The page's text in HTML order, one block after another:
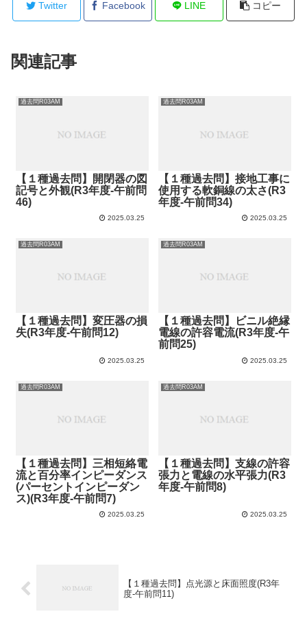
Twitter Facebook LINE コピー
関連記事
過去問R03AM
【１種過去問】開閉器の図
記号と外観(R3年度-午前問
46)
2025.03.25
過去問R03AM
【１種過去問】接地工事に
使用する軟銅線の太さ(R3
年度-午前問34)
2025.03.25
過去問R03AM
【１種過去問】変圧器の損
失(R3年度-午前問12)
2025.03.25
過去問R03AM
【１種過去問】ビニル絶縁
電線の許容電流(R3年度-午
前問25)
2025.03.25
過去問R03AM
【１種過去問】三相短絡電
流と百分率インピーダンス
(パーセントインピーダン
ス)(R3年度-午前問7)
2025.03.25
過去問R03AM
【１種過去問】支線の許容
張力と電線の水平張力(R3
年度-午前問8)
2025.03.25
【１種過去問】点光源と床面照度(R3年
度-午前問11)